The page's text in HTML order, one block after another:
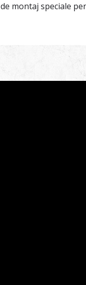
montaj speciale